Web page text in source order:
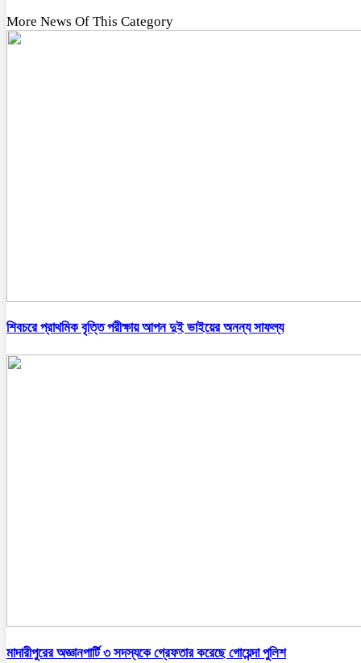
More News Of This Category
শিবচরে প্রাথমিক বৃত্তি পরীক্ষায় আপন দুই ভাইয়ের অনন্য সাফল্য
মাদারীপুরের অজ্ঞানপার্টি ৩ সদস্যকে গ্রেফতার করেছে গোয়েন্দা পুলিশ